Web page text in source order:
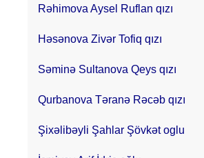
Rəhimova Aysel Ruflan qızı
Həsənova Zivər Tofiq qızı
Səminə Sultanova Qeys qızı
Qurbanova Təranə Rəcəb qızı
Şixəlibəyli Şahlar Şövkət oglu